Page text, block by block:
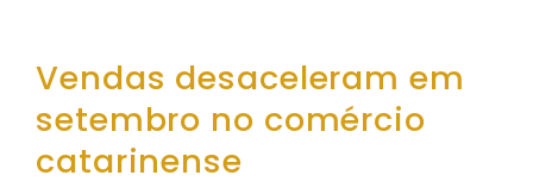
Vendas desaceleram em
setembro no comércio
catarinense